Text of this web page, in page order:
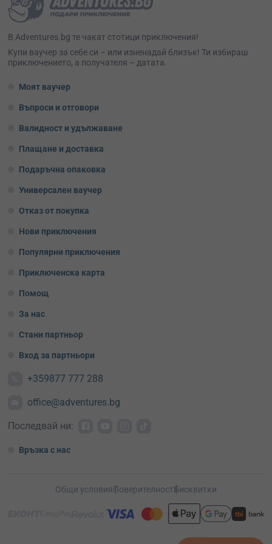
В Adventures.bg те чакат стотици приключения!
Kупи ваучер за себе си – или изненадай близък! Ти избираш
приключението, а получателя – датата.
Моят ваучер
Въпроси и отговори
Валидност и удължаване
Плащане и доставка
Подаръчна опаковка
Универсален ваучер
Отказ от покупка
Нови приключения
Популярни приключения
Приключенска карта
Помощ
За нас
Стани партньор
Вход за партньори
+359877 777 288
office@adventures.bg
Последвай ни:
Връзка с нас
Общи условияПоверителностБисквитки